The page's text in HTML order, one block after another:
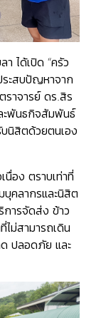
ได้เปิด “ครัว
ะสบปัญหาจาก
ราจารย์ ดร.สิร
ะพันธกิจสัมพันธ์
บนิสิตด้วยตนเอง
อง ตราบเท่าที่
คลากรและนิสิต
การจัดส่ง ข้าว
ไม่สามารถเดิน
ด ปลอดภัย และ